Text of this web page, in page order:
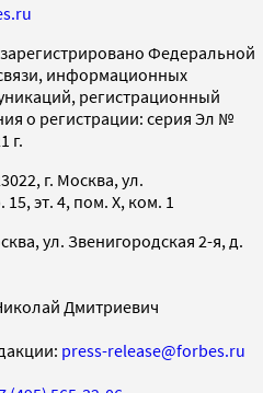
зарегистрировано Федеральной
информационных
регистрационный
о регистрации: серия Эл №
г.
г. Москва, ул.
эт. 4, пом. X, ком. 1
ул. Звенигородская 2-я, д.
Дмитриевич
press-release@forbes.ru